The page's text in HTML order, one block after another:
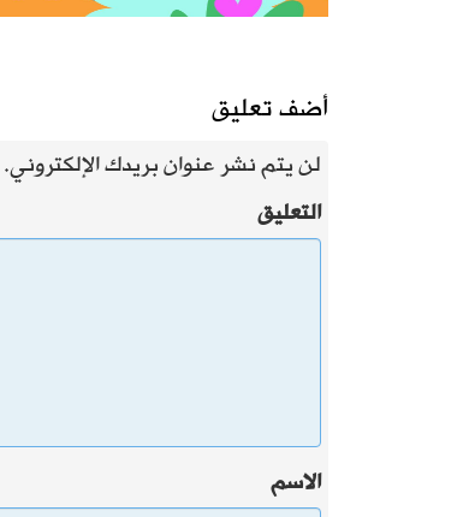
أضف تعليق
لن يتم نشر عنوان بريدك الإلكتروني.
التعليق
الاسم